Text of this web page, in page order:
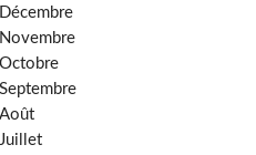
Décembre
Novembre
Octobre
Septembre
Août
Juillet